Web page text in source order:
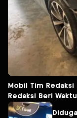
Mobil Tim Redaksi
Redaksi Beri